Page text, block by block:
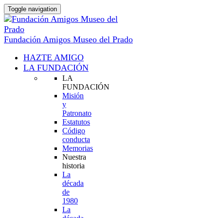
Toggle navigation
Fundación Amigos Museo del Prado
HAZTE AMIGO
LA FUNDACIÓN
LA
FUNDACIÓN
Misión
y
Patronato
Estatutos
Código
conducta
Memorias
Nuestra
historia
La
década
de
1980
La